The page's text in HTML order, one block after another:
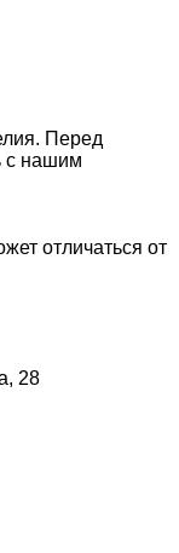
Перед
с нашим
отличаться от
28